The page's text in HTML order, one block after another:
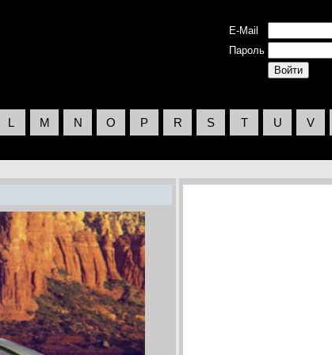
E-Mail
Пароль
L M N O P R S T U V